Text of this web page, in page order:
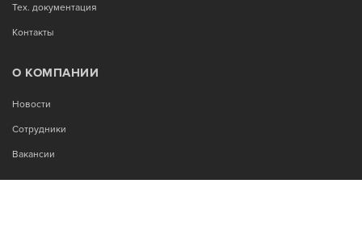
Тех. документация
Контакты
О КОМПАНИИ
Новости
Сотрудники
Вакансии